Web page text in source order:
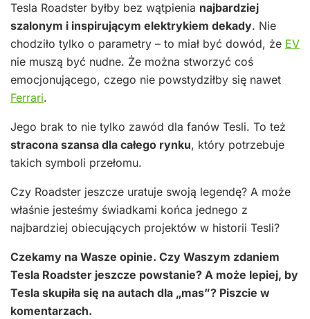
Tesla Roadster byłby bez wątpienia najbardziej
szalonym i inspirującym elektrykiem dekady. Nie
chodziło tylko o parametry – to miał być dowód, że EV
nie muszą być nudne. Że można stworzyć coś
emocjonującego, czego nie powstydziłby się nawet
Ferrari.
Jego brak to nie tylko zawód dla fanów Tesli. To też
stracona szansa dla całego rynku, który potrzebuje
takich symboli przełomu.
Czy Roadster jeszcze uratuje swoją legendę? A może
właśnie jesteśmy świadkami końca jednego z
najbardziej obiecujących projektów w historii Tesli?
Czekamy na Wasze opinie. Czy Waszym zdaniem
Tesla Roadster jeszcze powstanie? A może lepiej, by
Tesla skupiła się na autach dla „mas”? Piszcie w
komentarzach.